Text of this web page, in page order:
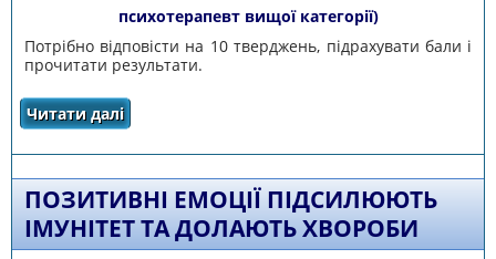
психотерапевт вищої категорії)
Потрібно відповісти на 10 тверджень, підрахувати бали і
прочитати результати.
Читати даліпро ТЕСТ «РІВЕНЬ ЕМОЦІЙНОЇ СТІЙКОСТІ»
ПОЗИТИВНІ ЕМОЦІЇ ПІДСИЛЮЮТЬ
ІМУНІТЕТ ТА ДОЛАЮТЬ ХВОРОБИ